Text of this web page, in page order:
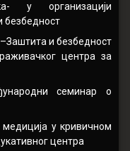
у организацији
безбедност
и безбедност
центра за
семинар о
у кривичном
центра